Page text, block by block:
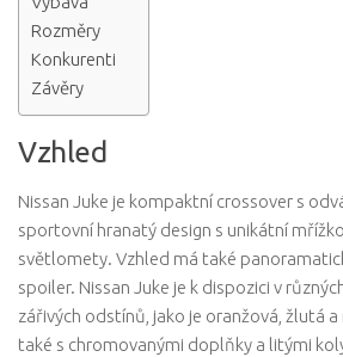
Rozměry
Konkurenti
Závěry
Vzhled
Nissan Juke je kompaktní crossover s
sportovní hranatý design s unikátní
světlomety. Vzhled má také
spoiler. Nissan Juke je k dispozici v
zářivých odstínů, jako je oranžová, žlutá
také s chromovanými doplňky a litými